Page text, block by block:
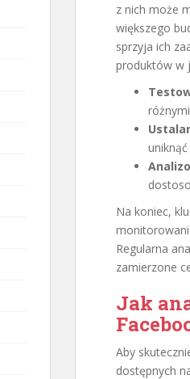
z nich może
większego
sprzyja ich
produktów w
Na koniec,
Regularna
zamierzone
Jak
Aby
dostępnych